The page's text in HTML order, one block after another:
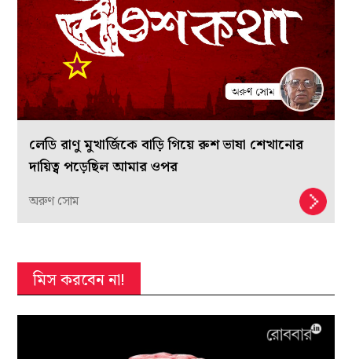
লেডি রাণু মুখার্জিকে বাড়ি গিয়ে রুশ ভাষা শেখানোর
দায়িত্ব পড়েছিল আমার ওপর
অরুণ সোম
মিস করবেন না!